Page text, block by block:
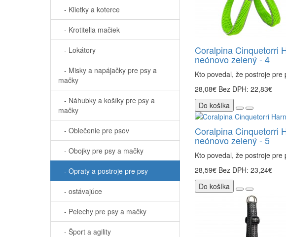
- Klietky a koterce
- Krotitelia mačiek
- Lokátory
- Misky a napájačky pre psy a
mačky
- Náhubky a košíky pre psy a
mačky
- Oblečenie pre psov
- Obojky pre psy a mačky
- Opraty a postroje pre psy
- ostávajúce
- Pelechy pre psy a mačky
- Šport a agility
Coralpina Cinquetorri
neónovo zelený - 4
Kto povedal, že postroje
28,08€ Bez DPH: 22,83€
Do košíka
Coralpina Cinquetorri
neónovo zelený - 5
Kto povedal, že postroje
28,59€ Bez DPH: 23,24€
Do košíka